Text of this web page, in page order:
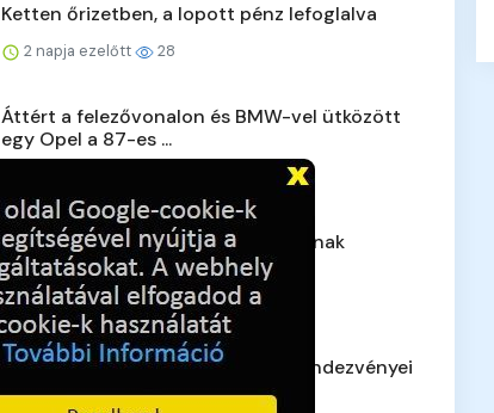
Ketten őrizetben, a lopott pénz lefoglalva
2 napja ezelőtt 28
Áttért a felezővonalon és BMW-vel ütközött
egy Opel a 87-es ...
A rendőrök ott segítenek, ahol tudnak
2 napja ezelőtt 32
Veszprém vármegye augusztusi rendezvényei
2 napja ezelőtt 32